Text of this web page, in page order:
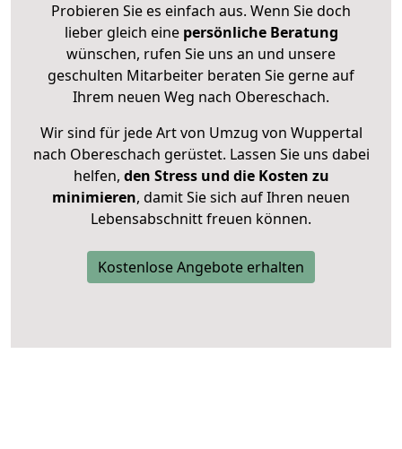
Probieren Sie es einfach aus. Wenn Sie doch
lieber gleich eine persönliche Beratung
wünschen, rufen Sie uns an und unsere
geschulten Mitarbeiter beraten Sie gerne auf
Ihrem neuen Weg nach Obereschach.
Wir sind für jede Art von Umzug von Wuppertal
nach Obereschach gerüstet. Lassen Sie uns dabei
helfen, den Stress und die Kosten zu
minimieren, damit Sie sich auf Ihren neuen
Lebensabschnitt freuen können.
Kostenlose Angebote erhalten